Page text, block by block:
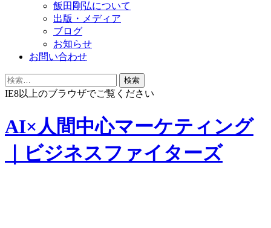
飯田剛弘について
出版・メディア
ブログ
お知らせ
お問い合わせ
検
索:
IE8以上のブラウザでご覧ください
AI×人間中心マーケティング
｜ビジネスファイターズ